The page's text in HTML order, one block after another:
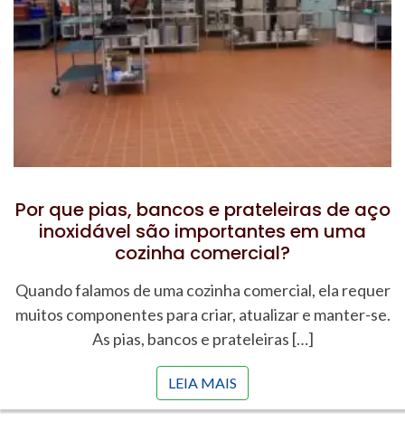
Por que pias, bancos e prateleiras de aço
inoxidável são importantes em uma
cozinha comercial?
Quando falamos de uma cozinha comercial, ela requer
muitos componentes para criar, atualizar e manter-se.
As pias, bancos e prateleiras […]
LEIA MAIS